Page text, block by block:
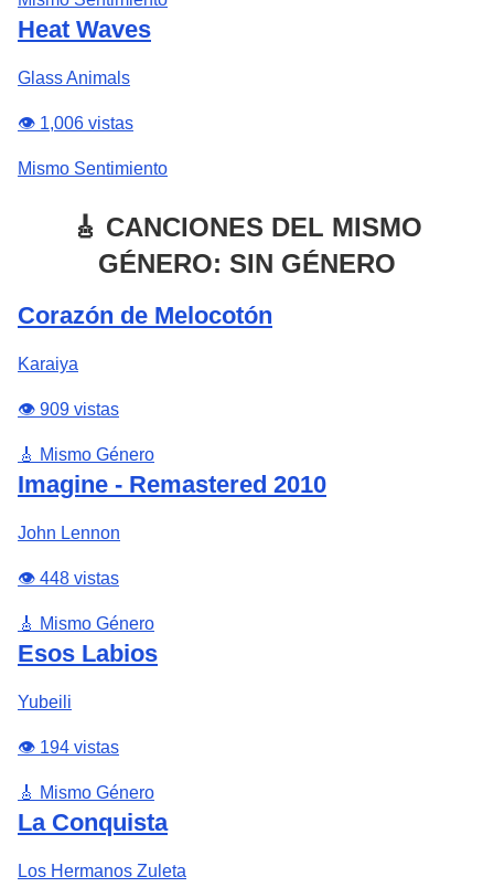
Heat Waves
Glass Animals
👁️ 1,006 vistas
Mismo Sentimiento
🎸 CANCIONES DEL MISMO
GÉNERO: SIN GÉNERO
Corazón de Melocotón
Karaiya
👁️ 909 vistas
🎸 Mismo Género
Imagine - Remastered 2010
John Lennon
👁️ 448 vistas
🎸 Mismo Género
Esos Labios
Yubeili
👁️ 194 vistas
🎸 Mismo Género
La Conquista
Los Hermanos Zuleta